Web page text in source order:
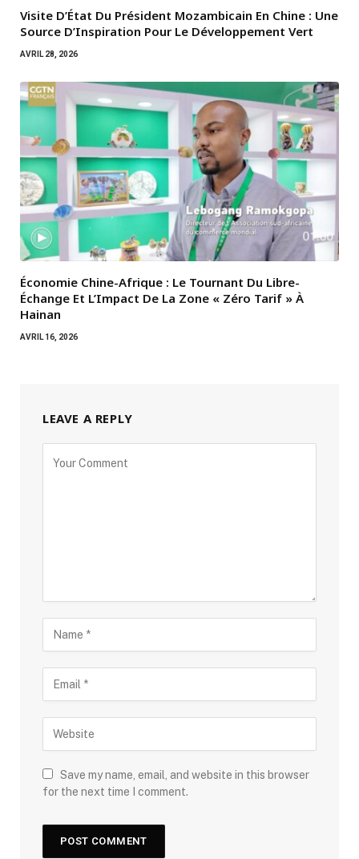
Visite D’État Du Président Mozambicain En Chine : Une
Source D’Inspiration Pour Le Développement Vert
AVRIL 28, 2026
Économie Chine-Afrique : Le Tournant Du Libre-
Échange Et L’Impact De La Zone « Zéro Tarif » À
Hainan
AVRIL 16, 2026
LEAVE A REPLY
Save my name, email, and website in this browser
for the next time I comment.